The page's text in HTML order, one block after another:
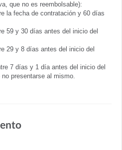
que no es reembolsable):
la fecha de contratación y 60 días
59 y 30 días antes del inicio del
29 y 8 días antes del inicio del
7 días y 1 día antes del inicio del
presentarse al mismo.